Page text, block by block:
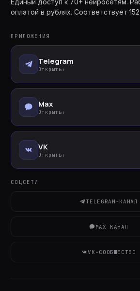
Единый доступ к 70+ нейросетям.
оплатой в рублях. Соответствует
ПРИЛОЖЕНИЯ
Telegram
Открыть ›
Max
Открыть ›
VK
Открыть ›
СОЦСЕТИ
TELEGRAM-КАНАЛ
MAX-КАНАЛ
VK-СООБЩЕСТВО